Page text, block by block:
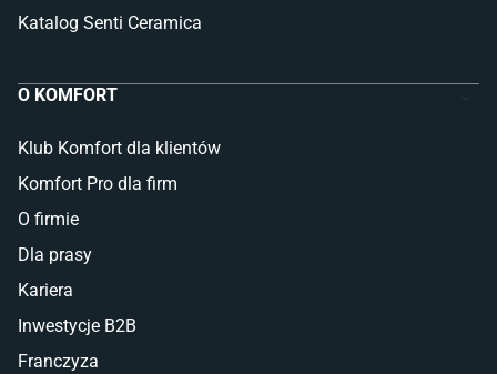
Katalog Senti Ceramica
O KOMFORT
Klub Komfort dla klientów
Komfort Pro dla firm
O firmie
Dla prasy
Kariera
Inwestycje B2B
Franczyza